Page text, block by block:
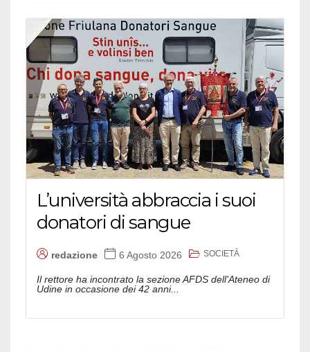
L’università abbraccia i suoi
donatori di sangue
redazione 6 Agosto 2026 SOCIETÀ
Il rettore ha incontrato la sezione AFDS dell'Ateneo di
Udine in occasione dei 42 anni...